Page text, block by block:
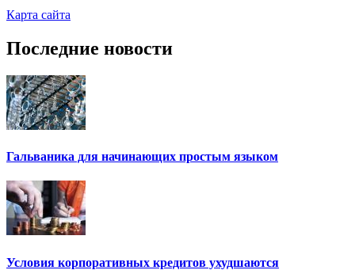
Карта сайта
Последние новости
Гальваника для начинающих простым языком
Условия корпоративных кредитов ухудшаются